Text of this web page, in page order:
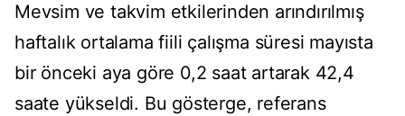
Mevsim ve takvim etkilerinden arındırılmış
haftalık ortalama fiili çalışma süresi mayısta
bir önceki aya göre 0,2 saat artarak 42,4
saate yükseldi. Bu gösterge, referans